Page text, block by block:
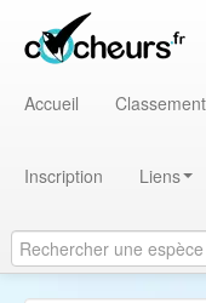
Accueil
Inscription Liens